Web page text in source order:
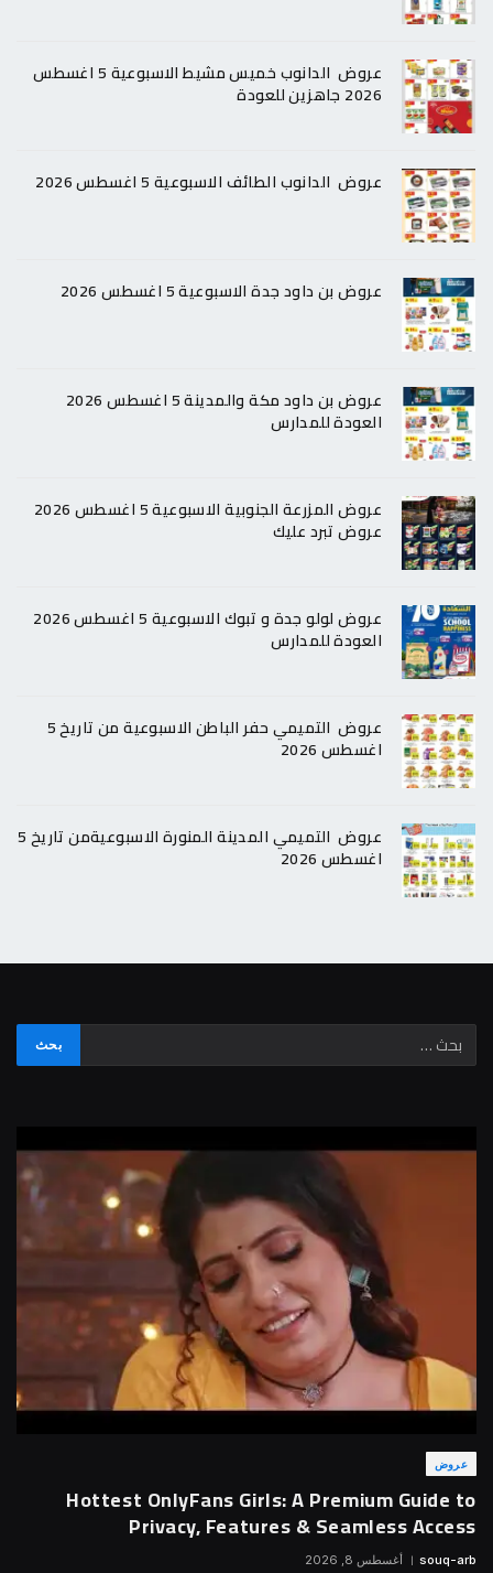
عروض الدانوب خميس مشيط الاسبوعية 5 اغسطس
2026 جاهزين للعودة
عروض الدانوب الطائف الاسبوعية 5 اغسطس 2026
عروض بن داود جدة الاسبوعية 5 اغسطس 2026
عروض بن داود مكة والمدينة 5 اغسطس 2026
العودة للمدارس
عروض المزرعة الجنوبية الاسبوعية 5 اغسطس 2026
عروض تبرد عليك
عروض لولو جدة و تبوك الاسبوعية 5 اغسطس 2026
العودة للمدارس
عروض التميمي حفر الباطن الاسبوعية من تاريخ 5
اغسطس 2026
عروض التميمي المدينة المنورة الاسبوعيةمن تاريخ 5
اغسطس 2026
عروض
Hottest OnlyFans Girls: A Premium Guide to
Privacy, Features & Seamless Access
souq-arb أغسطس 8, 2026